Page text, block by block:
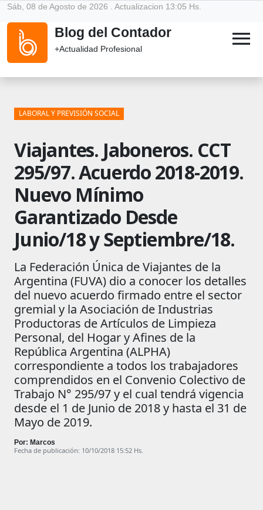
Sáb, 08 de Agosto de 2026 . Actualizacion 13:05 Hs.
Blog del Contador
+Actualidad Profesional menu
LABORAL Y PREVISIÓN SOCIAL
Viajantes. Jaboneros. CCT
295/97. Acuerdo 2018-2019.
Nuevo Mínimo
Garantizado Desde
Junio/18 y Septiembre/18.
La Federación Única de Viajantes de la
Argentina (FUVA) dio a conocer los detalles
del nuevo acuerdo firmado entre el sector
gremial y la Asociación de Industrias
Productoras de Artículos de Limpieza
Personal, del Hogar y Afines de la
República Argentina (ALPHA)
correspondiente a todos los trabajadores
comprendidos en el Convenio Colectivo de
Trabajo N° 295/97 y el cual tendrá vigencia
desde el 1 de Junio de 2018 y hasta el 31 de
Mayo de 2019.
Por: Marcos
Fecha de publicación: 10/10/2018 15:52 Hs.